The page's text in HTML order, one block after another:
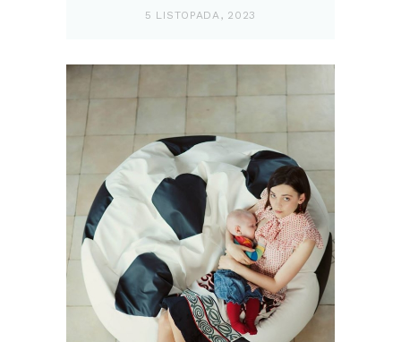
5 LISTOPADA, 2023